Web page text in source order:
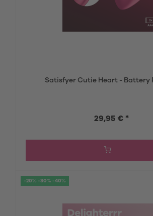
Satisfyer Cutie Heart - Battery
29,95 € *
-20% -30% -40%